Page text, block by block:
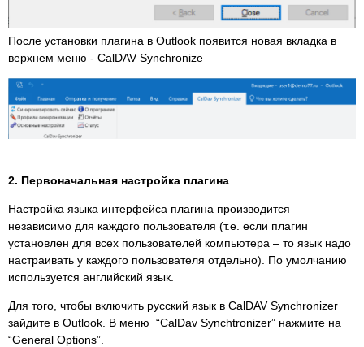
После установки плагина в Outlook появится новая вкладка в
верхнем меню - CalDAV Synchronize
2. Первоначальная настройка плагина
Настройка языка интерфейса плагина производится
независимо для каждого пользователя (т.е. если плагин
установлен для всех пользователей компьютера – то язык надо
настраивать у каждого пользователя отдельно). По умолчанию
используется английский язык.
Для того, чтобы включить русский язык в CalDAV Synchronizer
зайдите в Outlook. В меню “CalDav Synchtronizer” нажмите на
“General Options”.